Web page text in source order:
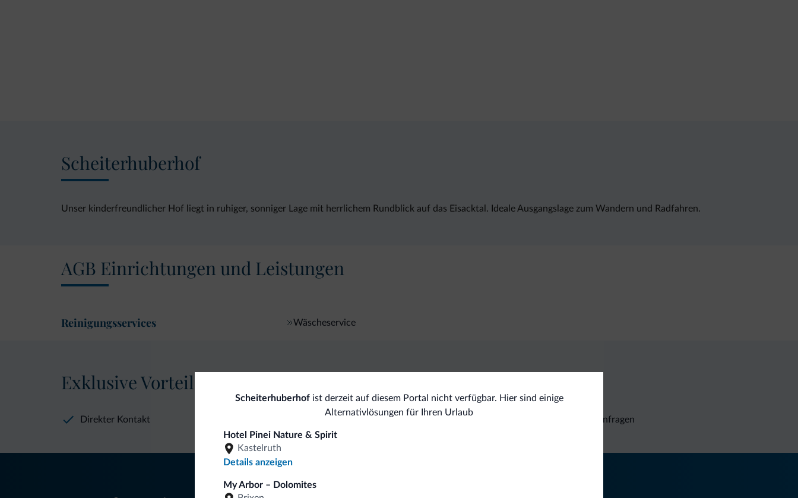
Scheiterhuberhof
Unser kinderfreundlicher Hof liegt in ruhiger, sonniger Lage mit herrlichem Rundblick auf das Eisacktal. Ideale Ausgangslage zum Wandern und Radfahren.
AGB Einrichtungen und Leistungen
Reinigungsservices Wäscheservice
Scheiterhuberhofist derzeit auf diesem Portal nicht verfügbar. Hier sind einige
Alternativlösungen für Ihren Urlaub
Hotel Pinei Nature & Spirit
Kastelruth
Details anzeigen
My Arbor – Dolomites
Exklusive Vorteile von Dolomiti.it
Direkter Kontakt Unverbindliche Anfragen